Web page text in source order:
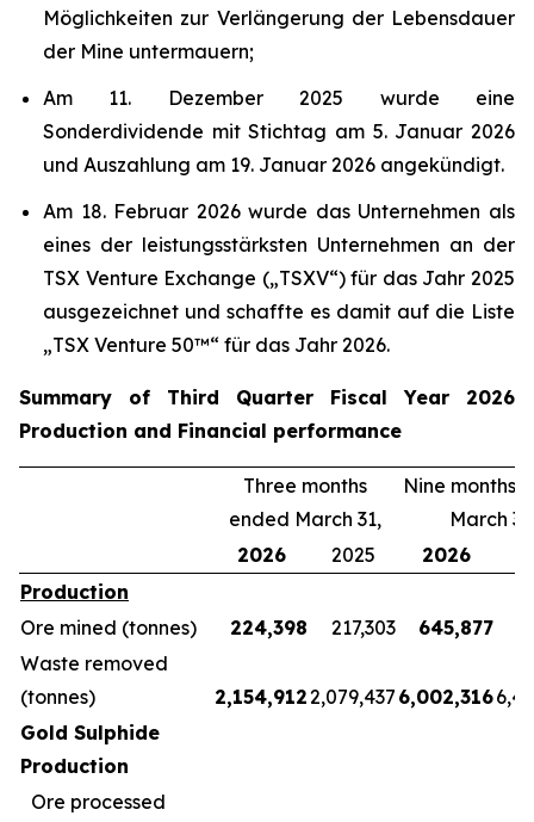
Möglichkeiten zur Verlängerung der Lebensdauer
der Mine untermauern;
Am 11. Dezember 2025 wurde eine
Sonderdividende mit Stichtag am 5. Januar 2026
und Auszahlung am 19. Januar 2026 angekündigt.
Am 18. Februar 2026 wurde das Unternehmen als
eines der leistungsstärksten Unternehmen an der
TSX Venture Exchange („TSXV“) für das Jahr 2025
ausgezeichnet und schaffte es damit auf die Liste
„TSX Venture 50™“ für das Jahr 2026.
Summary of Third Quarter Fiscal Year 2026
Production and Financial performance
Three months
ended March 31,
Nine months
March
2026
2025 2026
Production
Ore mined (tonnes)
224,398 217,303 645,877
Waste removed
(tonnes)
2,154,9122,079,437 6,002,316
Gold Sulphide
Production
Ore processed